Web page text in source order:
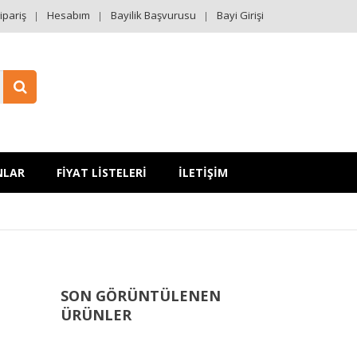
Hesabım Bayilik Başvurusu Bayi Girişi
FİYAT LİSTELERİ İLETİŞİM
SON GÖRÜNTÜLENEN
ÜRÜNLER